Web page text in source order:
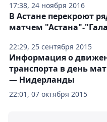
17:38, 24 ноября 2016
22:29, 25 сентября 2015
В Астане перекроют
матчем "Астана"-
22:01, 07 октября 2015
Информация о
транспорта в день
— Нидерланды